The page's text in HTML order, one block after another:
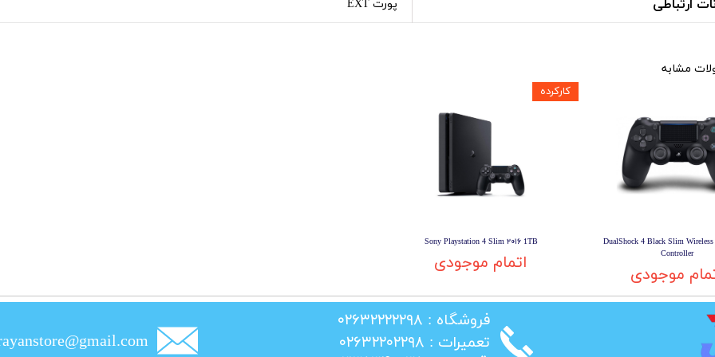
ارتباطی پورت EXT
مشابه
دسته بازی DualShock 4 Black Slim Wireless
Controller
موجودی
Sony Playstation 4 Slim ۲۰۱۶ 1TB
اتمام موجودی
کارکرده
​فروشگاه : ۰۲۶۳۲۲۲۲۲۹۸
​تعمیرات : ۰۲۶۳۲۲۰۲۲۹۸